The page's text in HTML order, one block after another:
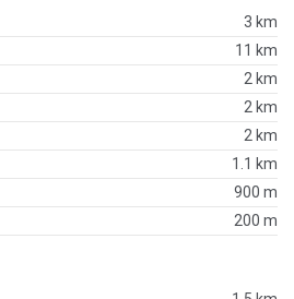
3 km
11 km
2 km
2 km
2 km
1.1 km
900 m
200 m